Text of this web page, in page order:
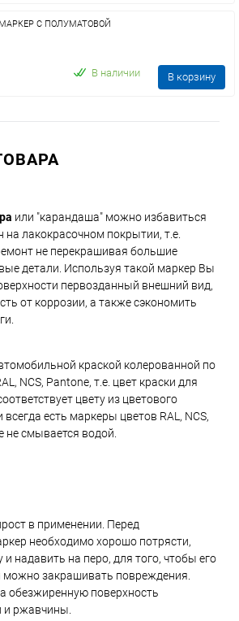
МАРКЕР С ПОЛУМАТОВОЙ
В наличии В корзину
или "карандаша" можно избавиться
на лакокрасочном покрытии, т.е.
не перекрашивая большие
детали. Используя такой маркер Вы
первозданный внешний вид,
от коррозии, а также сэкономить
краской колерованной по
NCS, Pantone, т.е. цвет краски для
цвету из цветового
всегда есть маркеры цветов RAL, NCS,
не смывается водой.
в применении. Перед
необходимо хорошо потрясти,
надавить на перо, для того, чтобы его
можно закрашивать повреждения.
обезжиренную поверхность
ржавчины.